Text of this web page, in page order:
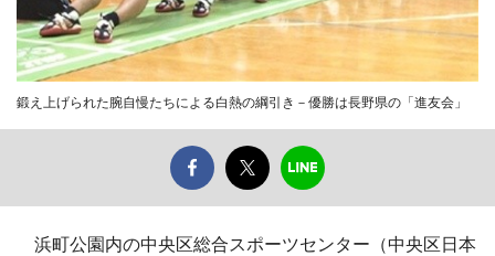
鍛え上げられた腕自慢たちによる白熱の綱引き－優勝は長野県の「進友会」
浜町公園内の中央区総合スポーツセンター（中央区日本